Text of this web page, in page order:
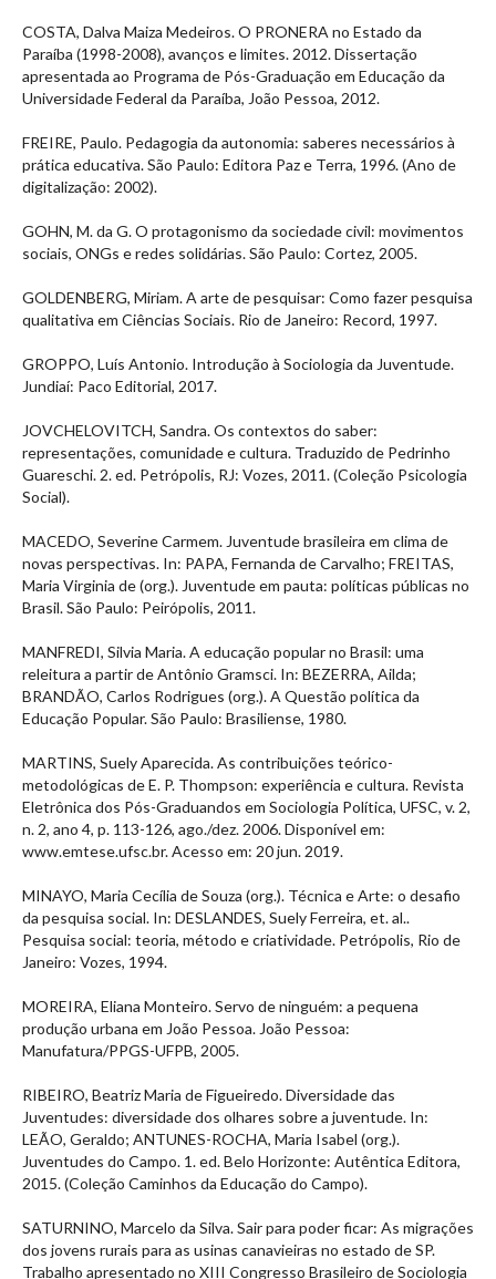
COSTA, Dalva Maiza Medeiros. O PRONERA no Estado da
Paraíba (1998-2008), avanços e limites. 2012. Dissertação
apresentada ao Programa de Pós-Graduação em Educação da
Universidade Federal da Paraíba, João Pessoa, 2012.
FREIRE, Paulo. Pedagogia da autonomia: saberes necessários à
prática educativa. São Paulo: Editora Paz e Terra, 1996. (Ano de
digitalização: 2002).
GOHN, M. da G. O protagonismo da sociedade civil: movimentos
sociais, ONGs e redes solidárias. São Paulo: Cortez, 2005.
GOLDENBERG, Miriam. A arte de pesquisar: Como fazer pesquisa
qualitativa em Ciências Sociais. Rio de Janeiro: Record, 1997.
GROPPO, Luís Antonio. Introdução à Sociologia da Juventude.
Jundiaí: Paco Editorial, 2017.
JOVCHELOVITCH, Sandra. Os contextos do saber:
representações, comunidade e cultura. Traduzido de Pedrinho
Guareschi. 2. ed. Petrópolis, RJ: Vozes, 2011. (Coleção Psicologia
Social).
MACEDO, Severine Carmem. Juventude brasileira em clima de
novas perspectivas. In: PAPA, Fernanda de Carvalho; FREITAS,
Maria Virginia de (org.). Juventude em pauta: políticas públicas no
Brasil. São Paulo: Peirópolis, 2011.
MANFREDI, Silvia Maria. A educação popular no Brasil: uma
releitura a partir de Antônio Gramsci. In: BEZERRA, Ailda;
BRANDÃO, Carlos Rodrigues (org.). A Questão política da
Educação Popular. São Paulo: Brasiliense, 1980.
MARTINS, Suely Aparecida. As contribuições teórico-
metodológicas de E. P. Thompson: experiência e cultura. Revista
Eletrônica dos Pós-Graduandos em Sociologia Política, UFSC, v. 2,
n. 2, ano 4, p. 113-126, ago./dez. 2006. Disponível em:
www.emtese.ufsc.br. Acesso em: 20 jun. 2019.
MINAYO, Maria Cecília de Souza (org.). Técnica e Arte: o desafio
da pesquisa social. In: DESLANDES, Suely Ferreira, et. al..
Pesquisa social: teoria, método e criatividade. Petrópolis, Rio de
Janeiro: Vozes, 1994.
MOREIRA, Eliana Monteiro. Servo de ninguém: a pequena
produção urbana em João Pessoa. João Pessoa:
Manufatura/PPGS-UFPB, 2005.
RIBEIRO, Beatriz Maria de Figueiredo. Diversidade das
Juventudes: diversidade dos olhares sobre a juventude. In:
LEÃO, Geraldo; ANTUNES-ROCHA, Maria Isabel (org.).
Juventudes do Campo. 1. ed. Belo Horizonte: Autêntica Editora,
2015. (Coleção Caminhos da Educação do Campo).
SATURNINO, Marcelo da Silva. Sair para poder ficar: As migrações
dos jovens rurais para as usinas canavieiras no estado de SP.
Trabalho apresentado no XIII Congresso Brasileiro de Sociologia